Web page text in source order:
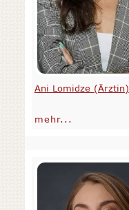
Ani Lomidze (Ärztin)
mehr...